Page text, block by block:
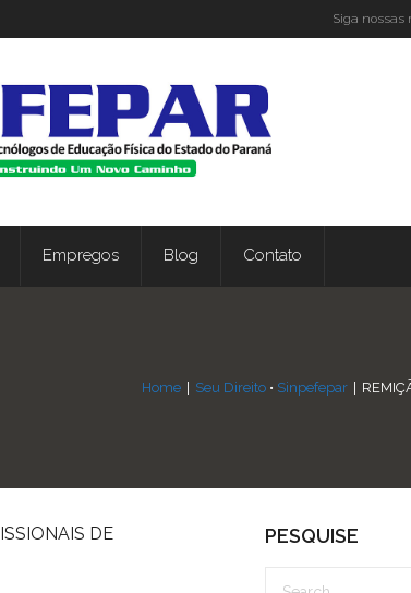
Siga nossas
Empregos Blog Contato
Home Seu Direito • Sinpefepar
DE
PESQUISE